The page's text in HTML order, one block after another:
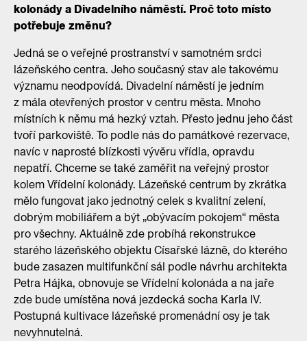
kolonády a Divadelního náměstí. Proč toto místo
potřebuje změnu?
Jedná se o veřejné prostranství v samotném srdci
lázeňského centra. Jeho současný stav ale takovému
významu neodpovídá. Divadelní náměstí je jedním
z mála otevřených prostor v centru města. Mnoho
místních k němu má hezký vztah. Přesto jednu jeho část
tvoří parkoviště. To podle nás do památkové rezervace,
navíc v naprosté blízkosti vývěru vřídla, opravdu
nepatří. Chceme se také zaměřit na veřejný prostor
kolem Vřídelní kolonády. Lázeňské centrum by zkrátka
mělo fungovat jako jednotný celek s kvalitní zelení,
dobrým mobiliářem a být „obývacím pokojem“ města
pro všechny. Aktuálně zde probíhá rekonstrukce
starého lázeňského objektu Císařské lázně, do kterého
bude zasazen multifunkční sál podle návrhu architekta
Petra Hájka, obnovuje se Vřídelní kolonáda a na jaře
zde bude umístěna nová jezdecká socha Karla IV.
Postupná kultivace lázeňské promenádní osy je tak
nevyhnutelná.